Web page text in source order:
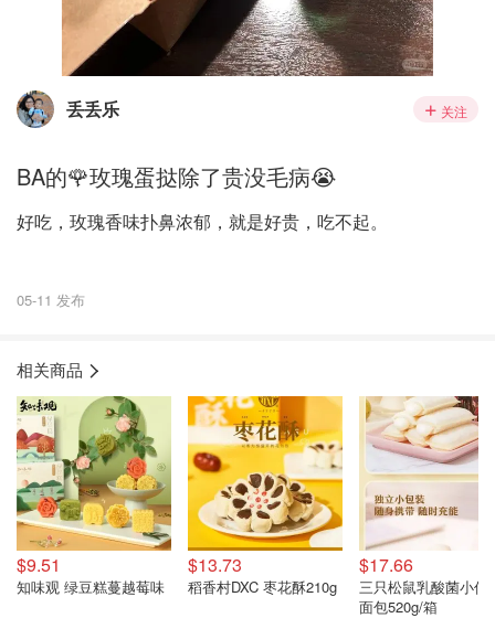
丢丢乐 关注
BA的🌹玫瑰蛋挞除了贵没毛病😭
好吃，玫瑰香味扑鼻浓郁，就是好贵，吃不起。
05-11 发布
相关商品
$9.51
知味观 绿豆糕蔓越莓味
$13.73
稻香村DXC 枣花酥210g
$17.66
三只松鼠乳酸菌小伴
面包520g/箱